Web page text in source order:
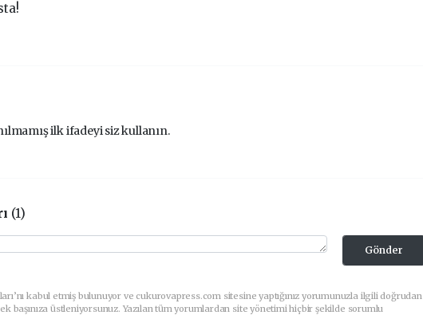
ilk ifadeyi siz kullanın.
(1)
Gönder
kabul etmiş bulunuyor ve cukurovapress.com sitesine yaptığınız yorumunuzla ilgili doğrudan
başınıza üstleniyorsunuz. Yazılan tüm yorumlardan site yönetimi hiçbir şekilde sorumlu